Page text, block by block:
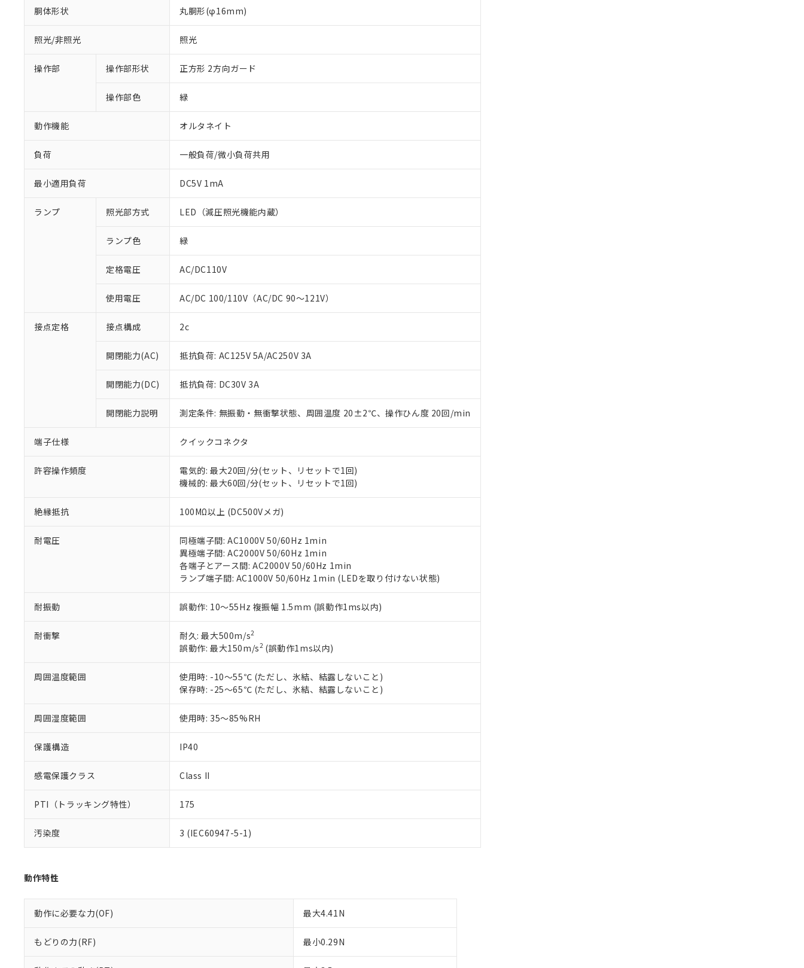
胴体形状 丸胴形(φ16mm)
照光/非照光 照光
操作部 操作部形状 正方形 2方向ガード
操作部色 緑
動作機能 オルタネイト
負荷 一般負荷/微小負荷共用
最小適用負荷 DC5V 1mA
ランプ 照光部方式 LED（減圧照光機能内蔵）
ランプ色 緑
定格電圧 AC/DC110V
使用電圧 AC/DC 100/110V（AC/DC 90～121V）
接点定格 接点構成 2c
開閉能力(AC) 抵抗負荷: AC125V 5A/AC250V 3A
開閉能力(DC) 抵抗負荷: DC30V 3A
開閉能力説明 測定条件: 無振動・無衝撃状態、周囲温度 20±2℃、操作ひん度 20回/min
端子仕様 クイックコネクタ
許容操作頻度
電気的: 最大20回/分(セット、リセットで1回)
機械的: 最大60回/分(セット、リセットで1回)
絶縁抵抗 100MΩ以上 (DC500Vメガ)
耐電圧
同極端子間: AC1000V 50/60Hz 1min
異極端子間: AC2000V 50/60Hz 1min
各端子とアース間: AC2000V 50/60Hz 1min
ランプ端子間: AC1000V 50/60Hz 1min (LEDを取り付けない状態)
耐振動 誤動作: 10～55Hz 複振幅 1.5mm (誤動作1ms以内)
耐衝撃 耐久: 最大500m/s2
誤動作: 最大150m/s2(誤動作1ms以内)
周囲温度範囲
使用時: -10～55℃ (ただし、氷結、結露しないこと)
保存時: -25～65℃ (ただし、氷結、結露しないこと)
周囲湿度範囲 使用時: 35～85%RH
保護構造 IP40
感電保護クラス Class II
PTI（トラッキング特性） 175
汚染度 3 (IEC60947-5-1)
動作特性
動作に必要な力(OF) 最大4.41N
もどりの力(RF) 最小0.29N
ご利用条件
以下の条件をお読みいただき、同意のうえご利用ください。
本サービスは、当社制御機器事業取扱商品の当社在庫状況および標準価格(税抜)を提供させていただ
くものです。
当社制御機器事業取扱商品の中には、本サービスの対象外となる商品もあることをご了承ください。
在庫状況および標準価格照会結果は、記載している更新日時点での社内データに基づき作成されるも
のであり、閲覧された時点での実際の在庫および標準価格とは異なる場合があることをご了承くださ
い。
当社販売員にご相談ください。
オムロン制御機器販売店や当社販売拠点は「
在庫状況および標準価格結果を当社の事前の承諾なく第三者に漏洩または開示しないようお願いしま
す。
マイパーツ機能（部品リスト作成サービス）をご利用いただくには、I-Webメンバーズにご登録され
お客様が当ウェブサイト上で当社にご登録された部品リストについて、当社および当社の共同利用者
が、当社の製品・サービスに関するお客様との取引・商談に必要な範囲で利用することをご了承くだ
さい。
※当社の共同利用者とは、"個人情報の共同利用に関して"
いる法人を指します。
対応予定：EU RoHS指令（10物質）の非含有に対応した製品に切り替える予定のある商品です。
対応予定なし：EU RoHS指令（10物質）の非含有に非対応の商品で、対応品を出す予定はありません。
調査・確認中：EU RoHS指令（10物質）の非含有の対応状況を調査中または確認中の商品です。
非該当品：ライセンス料など無形物で、有害物質有無と関係のない商品です。
仕入先様の事情により、非含有部品としていたものが、含有品と判明した場合などやむを得ず変更すること
*EU RoHS指令（10物質）：
鉛(Pb) 1000ppm以下、 水銀(Hg) 1000ppm以下、 カドミウム(Cd) 100ppm以下、
六価クロム(Cr(Ⅵ)) 1000ppm以下、ポリ臭化ビフェニル類(PBB) 1000ppm以下、ポリ臭化ジフェニルエーテル類(PBDE) 1000ppm以下、
フタル酸ビス(2-エチルヘキシル) (DEHP)(別名：DOP) 1000ppm以下、フタル酸ブチルベンジル（BBP） 1000ppm以下、フタル酸ジブチ
ル（DBP） 1000ppm以下、フタル酸ジイソブチル (DIBP) 1000ppm以下
※2 対応予定月
部品在庫の切り替え状況などにより、予定月が前後することがあります。
※3 非含有証明書ダウンロード
下記の非含有証明書をダウンロードすることができます。
EU RoHS指令（10物質）の非含有証明書
51物質の非含有証明書（当社基準）
※本証明書は発行日時点で非含有を証明するもので、過去に遡って非含有を証明するものではありません。
混在することから備考欄に対応日を記載しておりました。
既に当社にて対応品への在庫切替を完了していることから、特段のことがない限り、2022年1月12日よ
※1 中国RoHS○×表
「○」：最大均質材料含有率が中国RoHSの基準値以下であることを示します。
「×」：最大均質材料含有率が中国RoHSの基準値を超えていることを示します。
「－」：未確認です。当社販売部門へお問い合わせください。
*中国RoHS10物質の基準値 (GB/T26572)：
Pb(鉛) :1000ppm、 Hg(水銀) : 1000ppm、 Cd(カドミウム) : 100ppm、
Cr(Ⅵ)(六価クロム) : 1000ppm、 PBBs(ポリ臭化ビフェニル類) : 1000ppm、 PBDEs(ポリ臭化ジフェニルエーテル類) : 1000ppm、
DBP(フタル酸ジブチル) : 1000ppm、 DIBP(フタル酸ジイソブチル) : 1000ppm、 BBP(フタル酸ブチルベンジル) : 1000ppm、
DEHP(フタル酸ビス(2-エチルヘキシル)) : 1000ppm
※2 環境保護使用期限
「ｅ」：有害物質（10物質）のすべてが基準値以下であることを示します。
味します。
「－」：未確認です。当社販売部門へお問い合わせください。
当社は、これら貴社製品のうち、外国為替および外国貿易法に定める商品（以下｢規制貨物等」とい
などの必要な手続きをとります。
当社は規制貨物を破棄する場合は、完全に破砕するなど、違法に輸出されないよう必要な手段を講じ
ます。
当社は貴社製品を、核兵器、ミサイル、化学兵器、生物兵器またはその他武器並びにこれらの製造装
置等に一切使用いたしません。
当社は、貴社製品を第三者に販売する場合は、上記1、2および3の内容を当該第三者に通知します。
また当社は、販売先および販売に係わる関係者が違法に輸出するおそれがある場合は、取り引きをい
たしません。
記
号
説明
○ 一定数以上の在庫あり
△ 一定数には満たないが在庫あり
－
在庫なし(最新の在庫状況については、お客様のお取引先、またはお客様担当のオムロン制御
機器販売店・当社販売員にご確認ください)
空
白
受注生産機種、また在庫状況の情報を公開していない機種